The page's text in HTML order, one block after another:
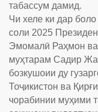
табассум дамид.
Чи хеле ки дар
соли 2025
Эмомалӣ Раҳмон ва
муҳтарам Садир
бозкушоии ду
Тоҷикистон ва
чорабинии муҳими